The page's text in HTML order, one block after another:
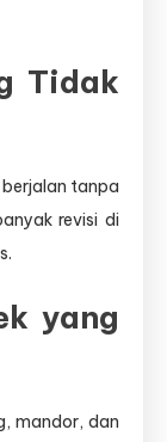
Tidak
tanpa
revisi di
yang
mandor, dan